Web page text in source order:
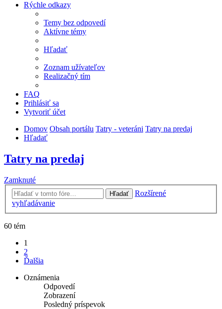
Rýchle odkazy
Temy bez odpovedí
Aktívne témy
Hľadať
Zoznam užívateľov
Realizačný tím
FAQ
Prihlásiť sa
Vytvoriť účet
Domov Obsah portálu Tatry - veteráni Tatry na predaj
Hľadať
Tatry na predaj
Zamknuté
Hľadať
Rozšírené
vyhľadávanie
60 tém
1
2
Ďalšia
Oznámenia
Odpovedí
Zobrazení
Posledný príspevok